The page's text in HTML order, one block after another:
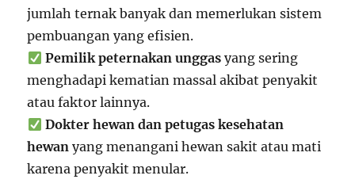
jumlah ternak banyak dan memerlukan sistem
pembuangan yang efisien.
Pemilik peternakan unggasyang sering
menghadapi kematian massal akibat penyakit
atau faktor lainnya.
Dokter hewan dan petugas kesehatan
hewan yang menangani hewan sakit atau mati
karena penyakit menular.